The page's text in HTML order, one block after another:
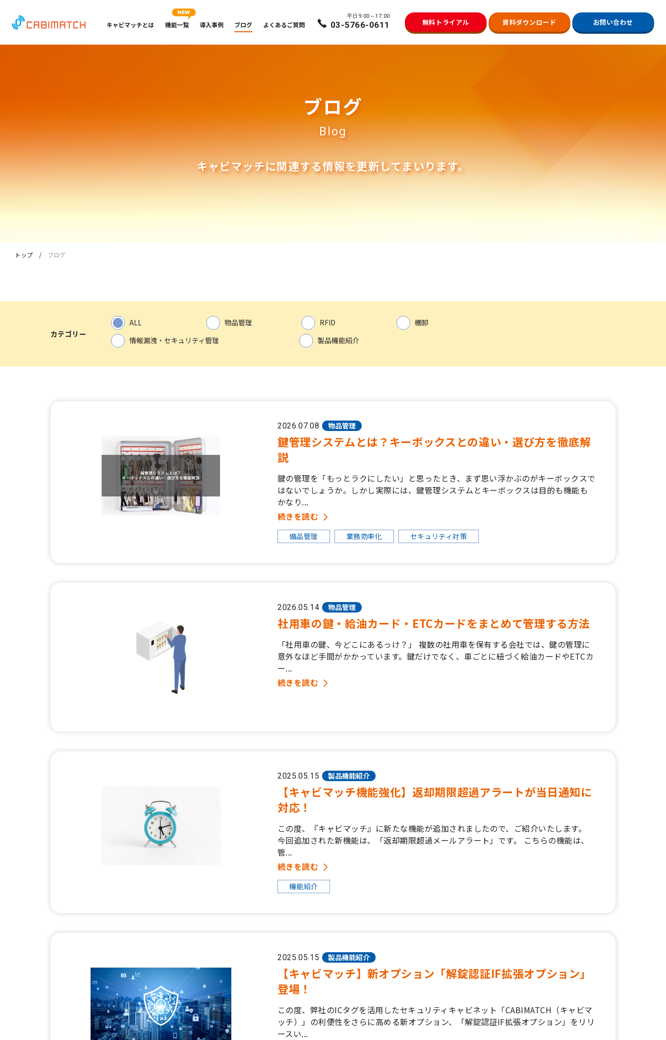
キャビマッチとは 機能一覧 導入事例 ブログ よくあるご質問
平日9:00～17:00
03-5766-0611 無料トライアル 資料ダウンロード お問い合わせ
ブログ
Blog
キャビマッチに関連する情報を更新してまいります。
トップ ブログ
カテゴリー
ALL 物品管理 RFID
棚卸
情報漏洩・セキュリティ管理
製品機能紹介
2026.07.08 物品管理
鍵管理システムとは？キーボックスとの違い・選び方を徹底解
説
鍵の管理を「もっとラクにしたい」と思ったとき、まず思い浮かぶのがキーボックスで
はないでしょうか。しかし実際には、鍵管理システムとキーボックスは目的も機能も
かなり...
続きを読む
備品管理 業務効率化 セキュリティ対策
2026.05.14 物品管理
社用車の鍵・給油カード・ETCカードをまとめて管理する方法
「社用車の鍵、今どこにあるっけ？」 複数の社用車を保有する会社では、鍵の管理に
意外なほど手間がかかっています。鍵だけでなく、車ごとに紐づく給油カードやETCカ
ー...
続きを読む
2025.05.15 製品機能紹介
【キャビマッチ機能強化】返却期限超過アラートが当日通知に
対応！
この度、『キャビマッチ』に新たな機能が追加されましたので、ご紹介いたします。
今回追加された新機能は、「返却期限超過メールアラート」です。 こちらの機能は、
管...
続きを読む
機能紹介
2025.05.15 製品機能紹介
【キャビマッチ】新オプション「解錠認証IF拡張オプション」
登場！
この度、弊社のICタグを活用したセキュリティキャビネット「CABIMATCH（キャビマ
ッチ）」の利便性をさらに高める新オプション、「解錠認証IF拡張オプション」をリリ
ースい...